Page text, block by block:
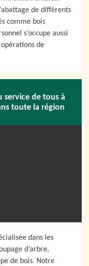
de différents
comme bois
s’occupe aussi
opérations de
service de tous à
toute la région
dans les
d’arbre,
de bois. Notre